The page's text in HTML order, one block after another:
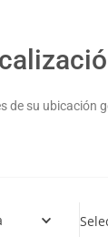
su ubicación